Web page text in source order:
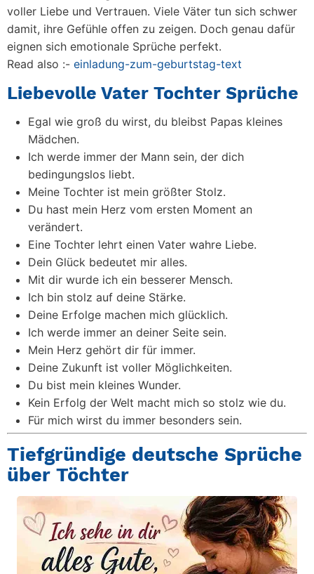
voller Liebe und Vertrauen. Viele Väter tun sich schwer
damit, ihre Gefühle offen zu zeigen. Doch genau dafür
eignen sich emotionale Sprüche perfekt.
Read also :- einladung-zum-geburtstag-text
Liebevolle Vater Tochter Sprüche
Egal wie groß du wirst, du bleibst Papas kleines
Mädchen.
Ich werde immer der Mann sein, der dich
bedingungslos liebt.
Meine Tochter ist mein größter Stolz.
Du hast mein Herz vom ersten Moment an
verändert.
Eine Tochter lehrt einen Vater wahre Liebe.
Dein Glück bedeutet mir alles.
Mit dir wurde ich ein besserer Mensch.
Ich bin stolz auf deine Stärke.
Deine Erfolge machen mich glücklich.
Ich werde immer an deiner Seite sein.
Mein Herz gehört dir für immer.
Deine Zukunft ist voller Möglichkeiten.
Du bist mein kleines Wunder.
Kein Erfolg der Welt macht mich so stolz wie du.
Für mich wirst du immer besonders sein.
Tiefgründige deutsche Sprüche
über Töchter